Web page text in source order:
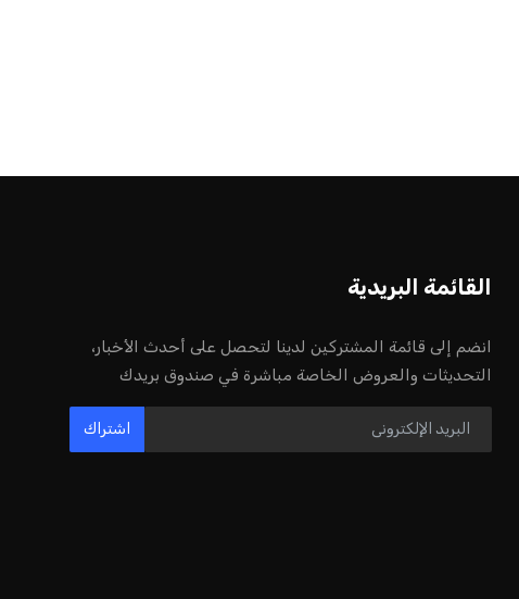
القائمة البريدية
انضم إلى قائمة المشتركين لدينا لتحصل على أحدث الأخبار،
التحديثات والعروض الخاصة مباشرة في صندوق بريدك
اشتراك